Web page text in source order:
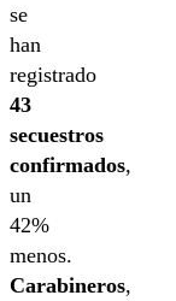
se
han
registrado
43
secuestros
confirmados,
un
42%
menos.
Carabineros,